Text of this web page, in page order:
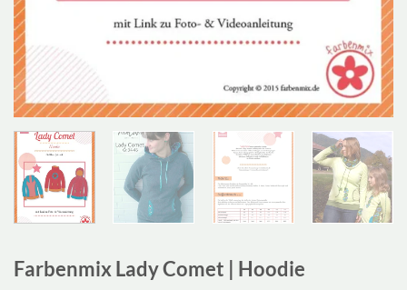
Farbenmix Lady Comet | Hoodie